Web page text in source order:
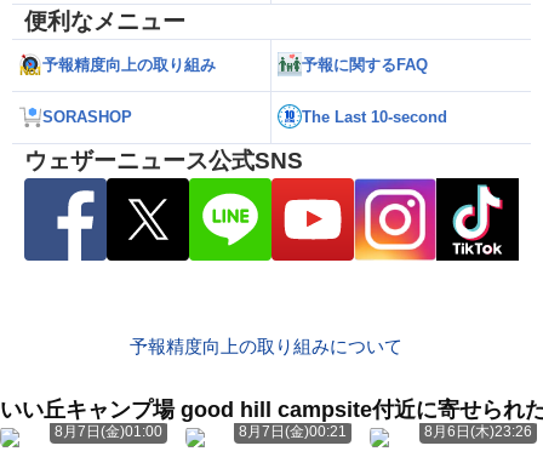
便利なメニュー
予報精度向上の取り組み 予報に関するFAQ
SORASHOP The Last 10-second
ウェザーニュース公式SNS
予報精度向上の取り組みについて
いい丘キャンプ場 good hill campsite付近に寄せられ
8月7日(金)01:00 8月7日(金)00:21 8月6日(木)23:26